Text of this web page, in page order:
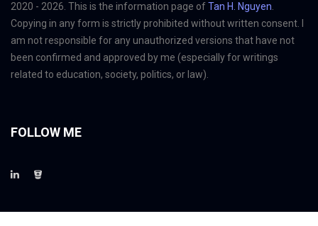
2020 - 2026. This is the information page ofTan H. Nguyen.
Copying in any form is strictly prohibited without written consent. I
am not responsible for any unauthorized versions that have not
been confirmed and approved by me (especially for writings
related to education, society, politics, or law).
FOLLOW ME